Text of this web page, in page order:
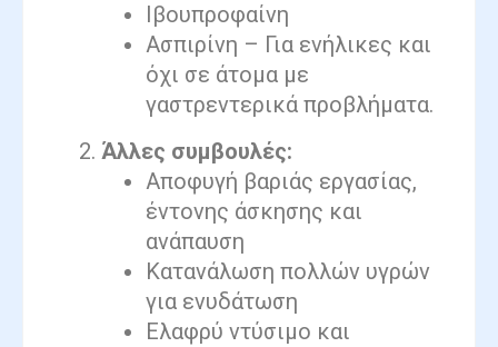
Ιβουπροφαίνη
Ασπιρίνη – Για ενήλικες και
όχι σε άτομα με
γαστρεντερικά προβλήματα.
Άλλες συμβουλές:
Αποφυγή βαριάς εργασίας,
έντονης άσκησης και
ανάπαυση
Κατανάλωση πολλών υγρών
για ενυδάτωση
Ελαφρύ ντύσιμο και